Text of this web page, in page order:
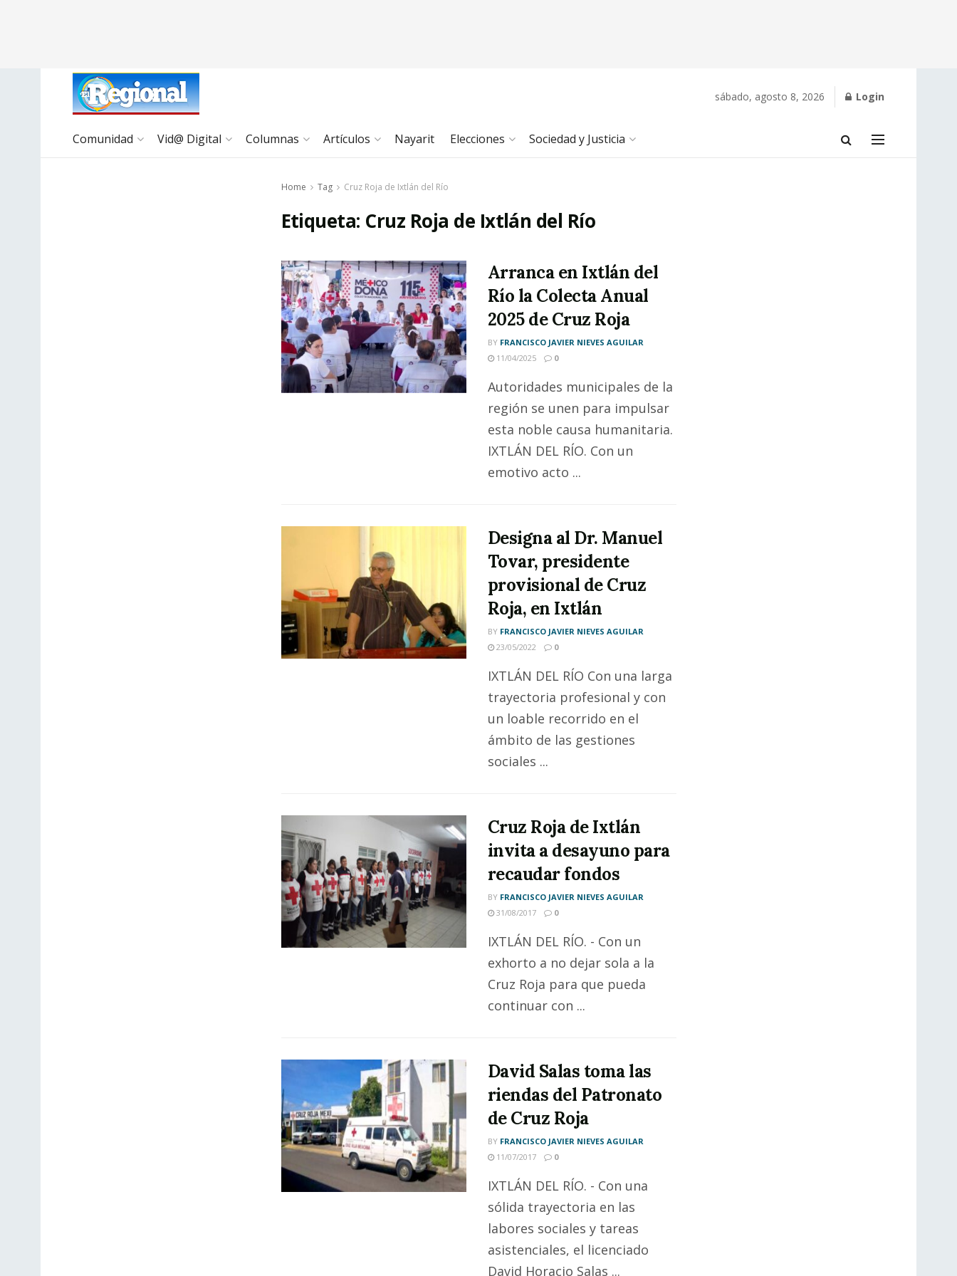
sábado, agosto 8, 2026 Login
Comunidad Vid@ Digital Columnas Artículos Nayarit Elecciones Sociedad y Justicia
Home Tag Cruz Roja de Ixtlán del Río
Etiqueta: Cruz Roja de Ixtlán del Río
Arranca en Ixtlán del
Río la Colecta Anual
2025 de Cruz Roja
BY FRANCISCO JAVIER NIEVES AGUILAR
11/04/2025
0
Autoridades municipales de la
región se unen para impulsar
esta noble causa humanitaria.
IXTLÁN DEL RÍO. Con un
emotivo acto ...
Designa al Dr. Manuel
Tovar, presidente
provisional de Cruz
Roja, en Ixtlán
BY FRANCISCO JAVIER NIEVES AGUILAR
23/05/2022
0
IXTLÁN DEL RÍO Con una larga
trayectoria profesional y con
un loable recorrido en el
ámbito de las gestiones
sociales ...
Cruz Roja de Ixtlán
invita a desayuno para
recaudar fondos
BY FRANCISCO JAVIER NIEVES AGUILAR
31/08/2017
0
IXTLÁN DEL RÍO. - Con un
exhorto a no dejar sola a la
Cruz Roja para que pueda
continuar con ...
David Salas toma las
riendas del Patronato
de Cruz Roja
BY FRANCISCO JAVIER NIEVES AGUILAR
11/07/2017
0
IXTLÁN DEL RÍO. - Con una
sólida trayectoria en las
labores sociales y tareas
asistenciales, el licenciado
David Horacio Salas ...